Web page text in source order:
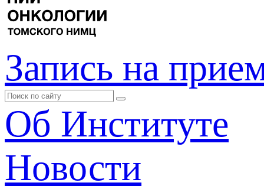
Запись на
Об Институте
Новости